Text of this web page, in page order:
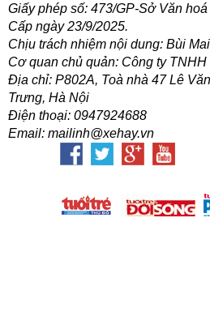
Giấy phép số: 473/GP-Sở Văn
Cấp ngày 23/9/2025.
Chịu trách nhiệm nội dung: Bùi
Cơ quan chủ quản: Công ty TNHH
Địa chỉ: P802A, Toà nhà 47 Lê
Trưng, Hà Nội
Điện thoại: 0947924688
Email: mailinh@xehay.vn